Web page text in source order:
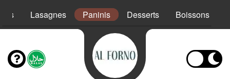
Lasagnes Paninis Desserts Boissons